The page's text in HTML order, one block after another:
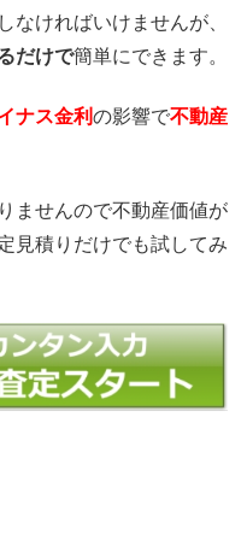
なければいけませんが、
だけで簡単にできます。
ナス金利の影響で不動産
ませんので不動産価値が
見積りだけでも試してみ